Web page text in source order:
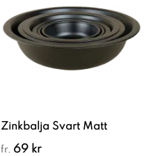
Zinkbalja Svart Matt
fr. 69 kr